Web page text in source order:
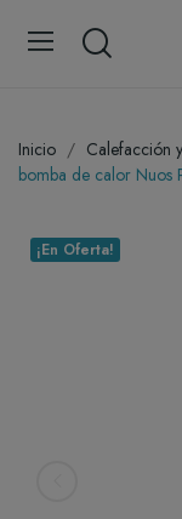
Inicio Calefacción
bomba de calor Nuos
¡En Oferta!